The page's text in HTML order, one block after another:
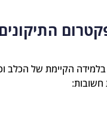
הקיימת של הכלב
חשובות: